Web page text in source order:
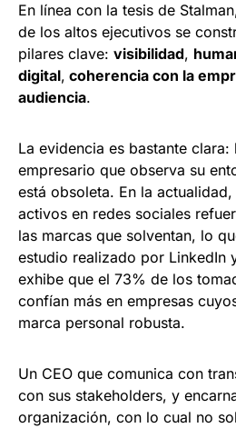
En línea con la tesis de
de los altos ejecutivos se
pilares clave: visibilidad,
digital, coherencia con la
audiencia.
La evidencia es bastante clara:
empresario que observa su
está obsoleta. En la
activos en redes sociales
las marcas que solventan, lo
estudio realizado por LinkedIn
exhibe que el 73% de los
confían más en empresas
marca personal robusta.
Un CEO que comunica con
con sus stakeholders, y
organización, con lo cual no